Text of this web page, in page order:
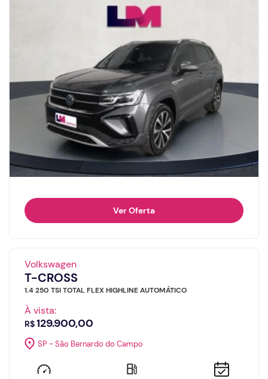
Ver Oferta
Volkswagen
T-CROSS
1.4 250 TSI TOTAL FLEX HIGHLINE AUTOMÁTICO
À vista:
R$129.900,00
SP - São Bernardo do Campo